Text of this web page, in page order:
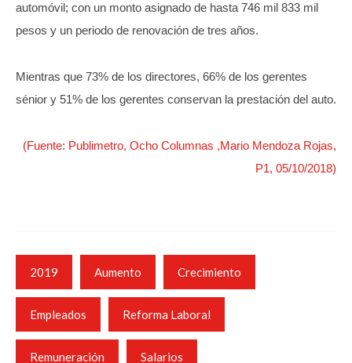
automóvil; con un monto asignado de hasta 746 mil 833 mil
pesos y un periodo de renovación de tres años.
Mientras que 73% de los directores, 66% de los gerentes
sénior y 51% de los gerentes conservan la prestación del auto.
(Fuente: Publimetro, Ocho Columnas ,Mario Mendoza Rojas,
P1, 05/10/2018)
2019 Aumento Crecimiento
Empleados Reforma Laboral
Remuneración Salarios